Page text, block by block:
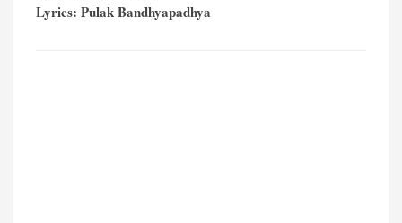
Lyrics: Pulak Bandhyapadhya